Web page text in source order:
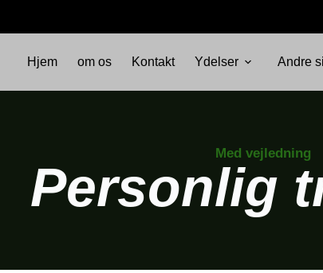
Hjem om os Kontakt Ydelser Andre
Med vejledning
Personlig